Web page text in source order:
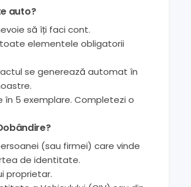
auto?
să îți faci cont.
elementele obligatorii
se generează automat în
în 5 exemplare. Completezi o
(sau firmei) care vinde
de identitate.
proprietar.